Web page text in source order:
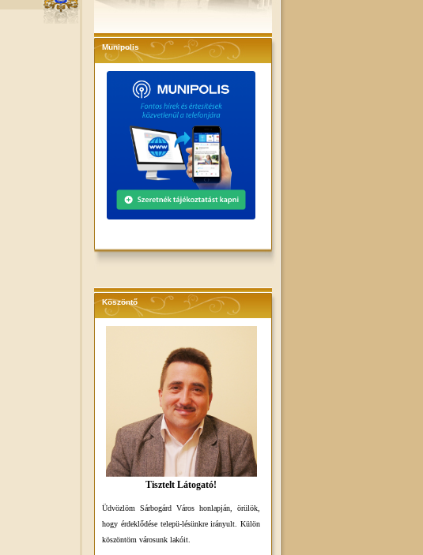
Munipolis
Köszöntő
Tisztelt Látogató!
Üdvözlöm Sárbogárd Város honlapján, örülök,
hogy érdeklődése telepü-lésünkre irányult. Külön
köszöntöm városunk lakóit.